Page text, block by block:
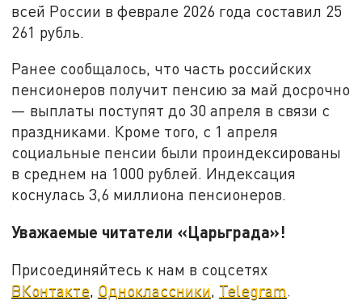
всей России в феврале 2026 года составил 25
261 рубль.
Ранее сообщалось, что часть российских
пенсионеров получит пенсию за май досрочно
— выплаты поступят до 30 апреля в связи с
праздниками. Кроме того, с 1 апреля
социальные пенсии были проиндексированы
в среднем на 1000 рублей. Индексация
коснулась 3,6 миллиона пенсионеров.
Уважаемые читатели «Царьграда»!
Присоединяйтесь к нам в соцсетях
ВКонтакте Одноклассники Telegram